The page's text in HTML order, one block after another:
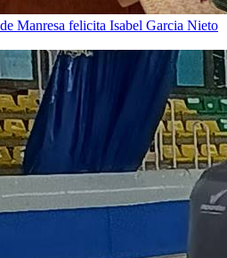
Manresa felicita Isabel Garcia Nieto